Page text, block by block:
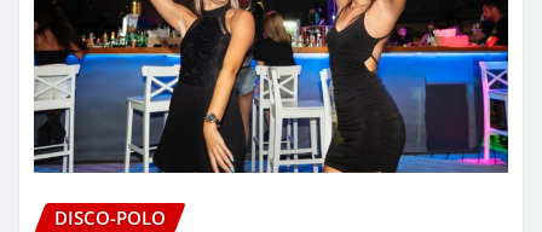
DISCO-POLO